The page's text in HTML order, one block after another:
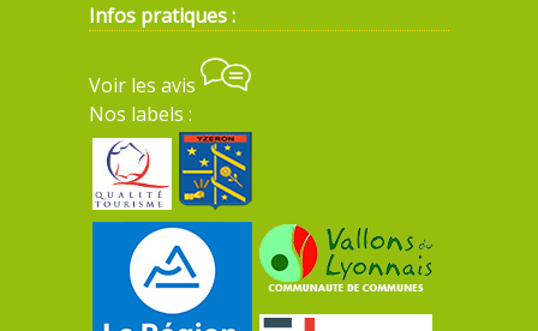
Infos pratiques :
Voir les avis
Nos labels :